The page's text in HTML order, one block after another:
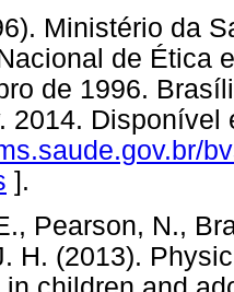
Ministério da
de Ética
de 1996.
2014. Disponível
] .
Pearson, N.,
H. (2013).